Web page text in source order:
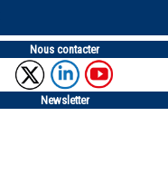
Nous contacter
Newsletter